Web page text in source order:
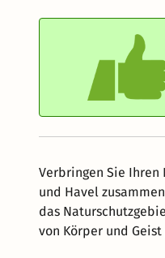
Verbringen Sie
und Havel
das
von Körper und